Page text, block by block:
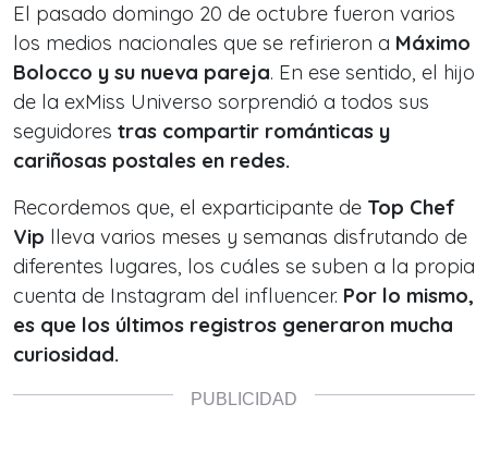
El pasado domingo 20 de octubre fueron varios
los medios nacionales que se refirieron a Máximo
Bolocco y su nueva pareja. En ese sentido, el hijo
de la exMiss Universo sorprendió a todos sus
seguidores tras compartir románticas y
cariñosas postales en redes.
Recordemos que, el exparticipante de Top Chef
Vip lleva varios meses y semanas disfrutando de
diferentes lugares, los cuáles se suben a la propia
cuenta de Instagram del influencer. Por lo mismo,
es que los últimos registros generaron mucha
curiosidad.